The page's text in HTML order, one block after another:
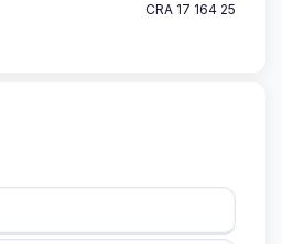
CRA 17 164 25